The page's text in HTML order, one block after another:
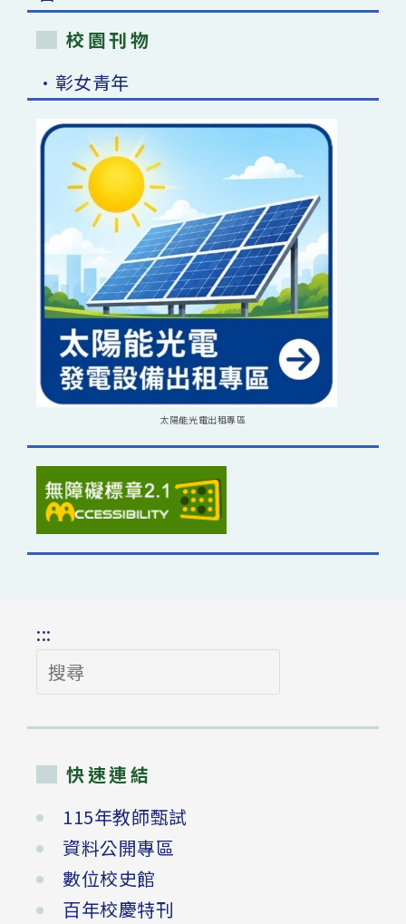
校園刊物
•彰女青年
太陽能光電出租專區
:::
搜
尋
快速連結
115年教師甄試
資料公開專區
數位校史館
百年校慶特刊